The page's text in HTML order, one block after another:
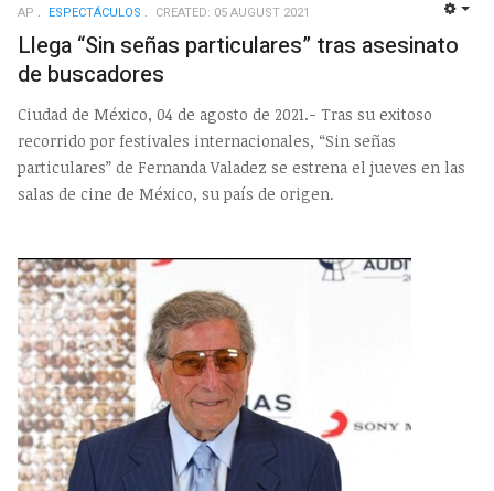
AP ESPECTÁCULOS CREATED: 05 AUGUST 2021
Llega “Sin señas particulares” tras asesinato
de buscadores
Ciudad de México, 04 de agosto de 2021.- Tras su exitoso
recorrido por festivales internacionales, “Sin señas
particulares” de Fernanda Valadez se estrena el jueves en las
salas de cine de México, su país de origen.